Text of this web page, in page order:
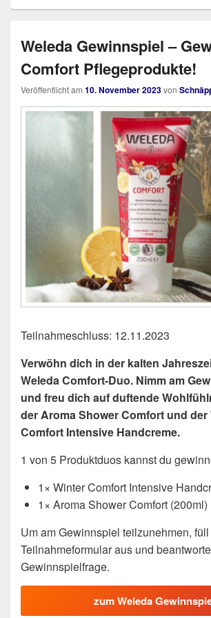
Weleda Gewinnspiel –
Comfort Pflegeprodukte!
Veröffentlicht am 10. November 2023von
Teilnahmeschluss: 12.11.2023
Verwöhn dich in der kalten
Weleda Comfort-Duo. Nimm am
und freu dich auf duftende
der Aroma Shower Comfort und der
Comfort Intensive Handcreme.
1 von 5 Produktduos kannst du
1× Winter Comfort Intensive
1× Aroma Shower Comfort (200ml)
Um am Gewinnspiel teilzunehmen,
Teilnahmeformular aus und
Gewinnspielfrage.
zum Weleda